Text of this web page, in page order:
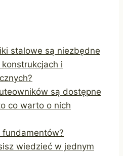
stalowe są niezbędne
i
są dostępne
co warto o nich
wiedzieć w jednym